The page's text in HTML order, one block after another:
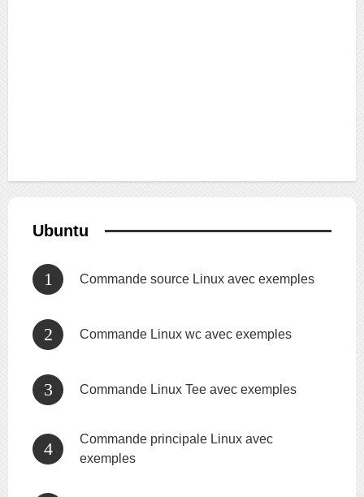
Ubuntu
Commande source Linux avec exemples
Commande Linux wc avec exemples
Commande Linux Tee avec exemples
Commande principale Linux avec
exemples